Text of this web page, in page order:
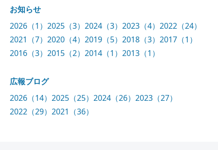
お知らせ
2026（1） 2025（3） 2024（3） 2023（4） 2022（24）
2021（7） 2020（4） 2019（5） 2018（3） 2017（1）
2016（3） 2015（2） 2014（1） 2013（1）
広報ブログ
2026（14） 2025（25） 2024（26） 2023（27）
2022（29） 2021（36）